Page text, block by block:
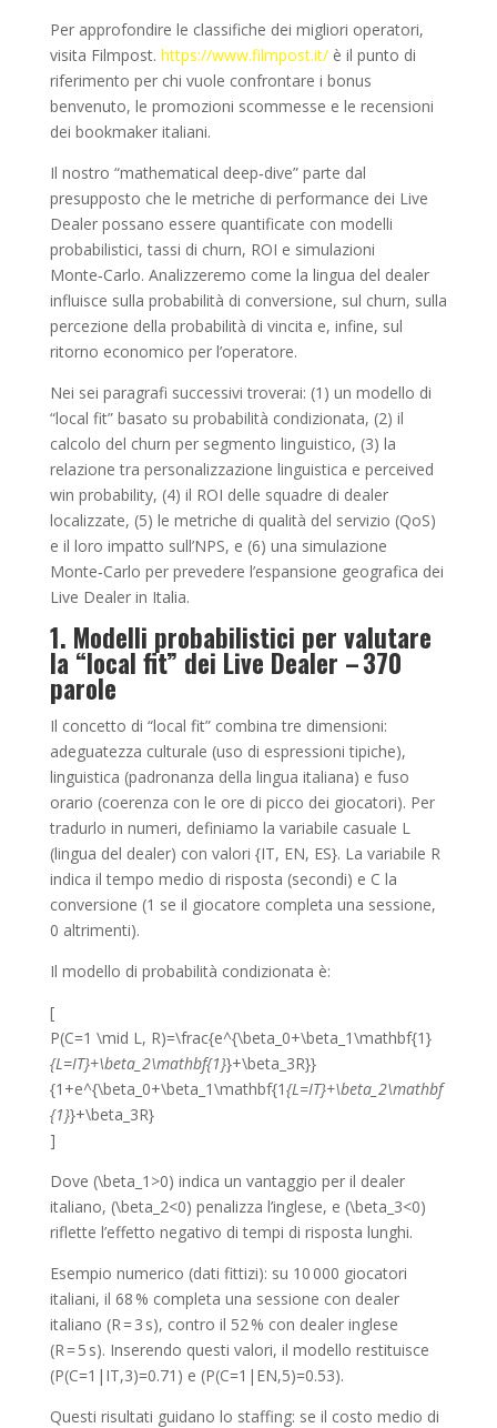
Per approfondire le classifiche dei migliori operatori,
visita Filmpost. https://www.filmpost.it/è il punto di
riferimento per chi vuole confrontare i bonus
benvenuto, le promozioni scommesse e le recensioni
dei bookmaker italiani.
Il nostro “mathematical deep‑dive” parte dal
presupposto che le metriche di performance dei Live
Dealer possano essere quantificate con modelli
probabilistici, tassi di churn, ROI e simulazioni
Monte‑Carlo. Analizzeremo come la lingua del dealer
influisce sulla probabilità di conversione, sul churn, sulla
percezione della probabilità di vincita e, infine, sul
ritorno economico per l’operatore.
Nei sei paragrafi successivi troverai: (1) un modello di
“local fit” basato su probabilità condizionata, (2) il
calcolo del churn per segmento linguistico, (3) la
relazione tra personalizzazione linguistica e perceived
win probability, (4) il ROI delle squadre di dealer
localizzate, (5) le metriche di qualità del servizio (QoS)
e il loro impatto sull’NPS, e (6) una simulazione
Monte‑Carlo per prevedere l’espansione geografica dei
Live Dealer in Italia.
1. Modelli probabilistici per valutare
la “local fit” dei Live Dealer – 370
parole
Il concetto di “local fit” combina tre dimensioni:
adeguatezza culturale (uso di espressioni tipiche),
linguistica (padronanza della lingua italiana) e fuso
orario (coerenza con le ore di picco dei giocatori). Per
tradurlo in numeri, definiamo la variabile casuale L
(lingua del dealer) con valori {IT, EN, ES}. La variabile R
indica il tempo medio di risposta (secondi) e C la
conversione (1 se il giocatore completa una sessione,
0 altrimenti).
Il modello di probabilità condizionata è:
[
P(C=1 \mid L, R)=\frac{e^{\beta_0+\beta_1\mathbf{1}
{L=IT}+\beta_2\mathbf{1}}+\beta_3R}}
{1+e^{\beta_0+\beta_1\mathbf{1{L=IT}+\beta_2\mathbf
{1}}+\beta_3R}
]
Dove (\beta_1>0) indica un vantaggio per il dealer
italiano, (\beta_2<0) penalizza l’inglese, e (\beta_3<0)
riflette l’effetto negativo di tempi di risposta lunghi.
Esempio numerico (dati fittizi): su 10 000 giocatori
italiani, il 68 % completa una sessione con dealer
italiano (R = 3 s), contro il 52 % con dealer inglese
(R = 5 s). Inserendo questi valori, il modello restituisce
(P(C=1|IT,3)=0.71) e (P(C=1|EN,5)=0.53).
Questi risultati guidano lo staffing: se il costo medio di